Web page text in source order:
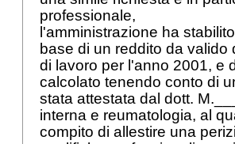
professionale,
l'amministrazione ha
base di un reddito da
di lavoro per l'anno 2001, e
calcolato tenendo conto di
stata attestata dal dott.
interna e reumatologia, al
compito di allestire una